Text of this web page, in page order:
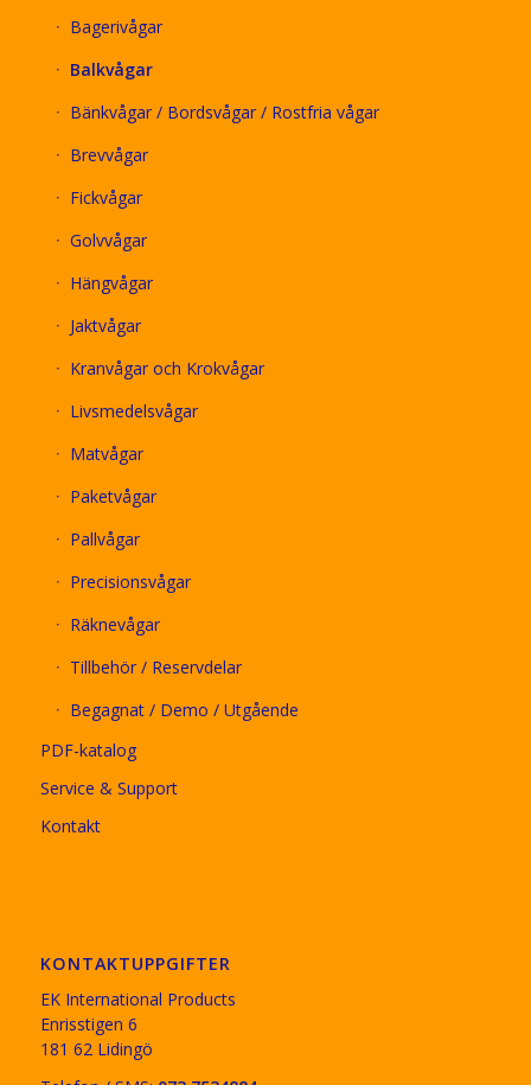
Bagerivågar
Balkvågar
Bänkvågar / Bordsvågar / Rostfria vågar
Brevvågar
Fickvågar
Golvvågar
Hängvågar
Jaktvågar
Kranvågar och Krokvågar
Livsmedelsvågar
Matvågar
Paketvågar
Pallvågar
Precisionsvågar
Räknevågar
Tillbehör / Reservdelar
Begagnat / Demo / Utgående
PDF-katalog
Service & Support
Kontakt
KONTAKTUPPGIFTER
EK International Products
Enrisstigen 6
181 62 Lidingö